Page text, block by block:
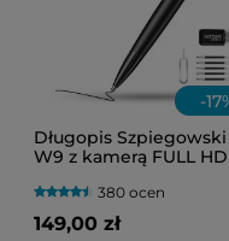
-17
Długopis Szpiegowski
W9 z kamerą FULL HD
380 ocen
149,00 zł